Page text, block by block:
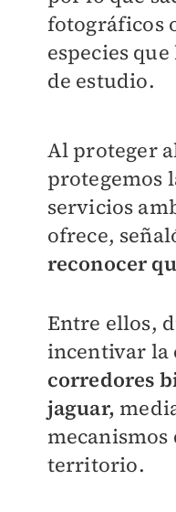
fotográficos
especies
de estudio.
Al proteger
protegemos
servicios
ofrece,
reconocer
Entre ellos,
incentivar la
corredores
jaguar,
territorio.